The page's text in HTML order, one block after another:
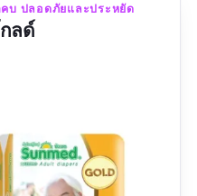
ยครั้ง มีให้เลือกทั้ง
มโบ้
บ ปลอดภัยและประหยัด
ลด์